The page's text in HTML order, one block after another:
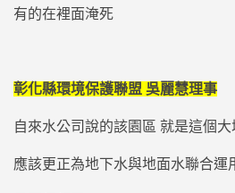
有的在裡面淹死
彰化縣環境保護聯盟 吳麗慧理事
自來水公司說的該園區 就是這個
應該更正為地下水與地面水聯合運